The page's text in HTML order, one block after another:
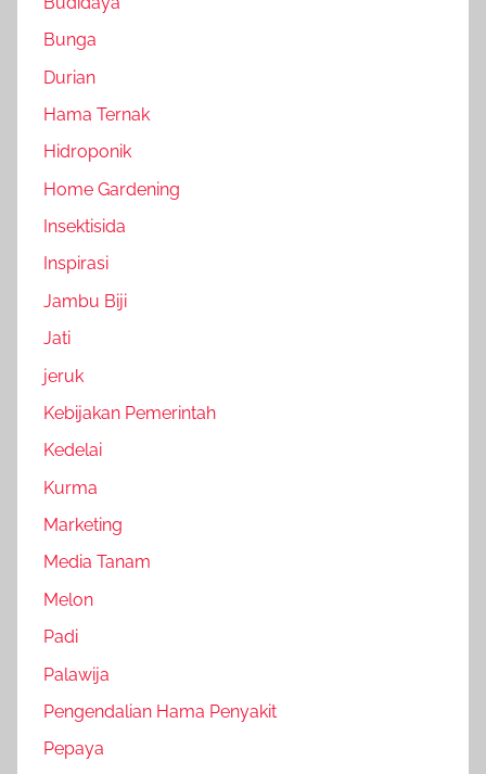
Bunga
Durian
Hama Ternak
Hidroponik
Home Gardening
Insektisida
Inspirasi
Jambu Biji
Jati
jeruk
Kebijakan Pemerintah
Kedelai
Kurma
Marketing
Media Tanam
Melon
Padi
Palawija
Pengendalian Hama Penyakit
Pepaya